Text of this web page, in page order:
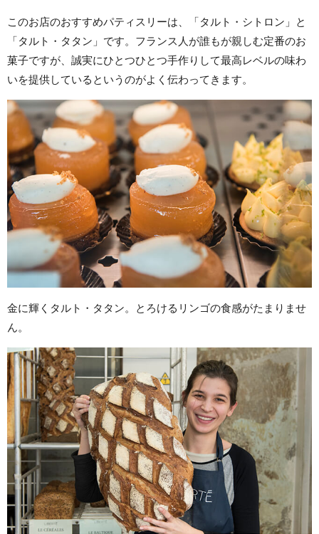
このお店のおすすめパティスリーは、「タルト・シトロン」と
「タルト・タタン」です。フランス人が誰もが親しむ定番のお
菓子ですが、誠実にひとつひとつ手作りして最高レベルの味わ
いを提供しているというのがよく伝わってきます。
金に輝くタルト・タタン。とろけるリンゴの食感がたまりませ
ん。